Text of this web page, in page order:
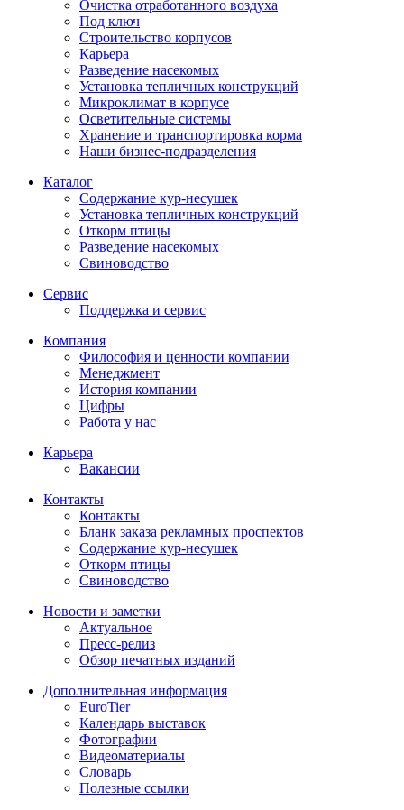
Очистка отработанного воздуха
Под ключ
Строительство корпусов
Карьера
Разведение насекомых
Установка тепличных конструкций
Микроклимат в корпусе
Осветительные системы
Хранение и транспортировка корма
Наши бизнес-подразделения
Каталог
Содержание кур-несушек
Установка тепличных конструкций
Откорм птицы
Разведение насекомых
Свиноводство
Сервис
Поддержка и сервис
Компания
Философия и ценности компании
Менеджмент
История компании
Цифры
Работа у нас
Карьера
Вакансии
Контакты
Контакты
Бланк заказа рекламных проспектов
Содержание кур-несушек
Откорм птицы
Свиноводство
Новости и заметки
Актуальное
Пресс-релиз
Обзор печатных изданий
Дополнительная информация
EuroTier
Календарь выставок
Фотографии
Видеоматериалы
Словарь
Полезные ссылки